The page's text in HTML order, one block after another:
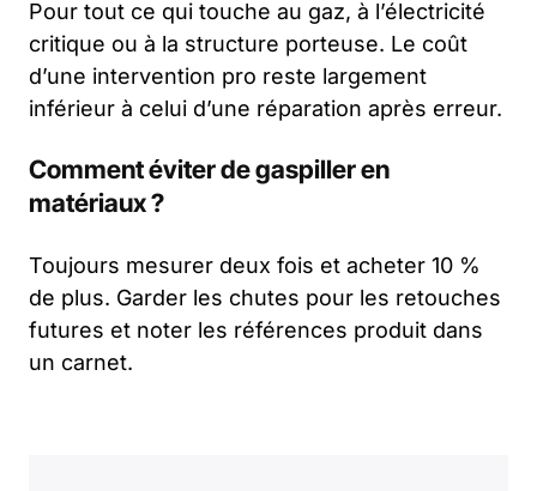
Pour tout ce qui touche au gaz, à l’électricité
critique ou à la structure porteuse. Le coût
d’une intervention pro reste largement
inférieur à celui d’une réparation après erreur.
Comment éviter de gaspiller en
matériaux ?
Toujours mesurer deux fois et acheter 10 %
de plus. Garder les chutes pour les retouches
futures et noter les références produit dans
un carnet.